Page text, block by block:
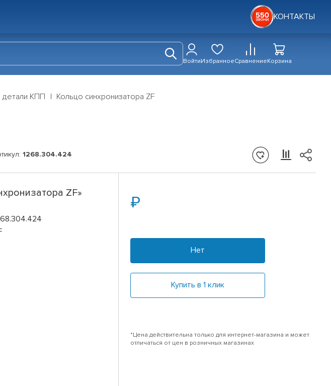
КОНТАКТЫ
ВойтиИзбранноеСравнениеКорзина
детали КПП Кольцо синхронизатора ZF
1268.304.424
ZF»
Нет
Купить в 1 клик
*Цена действительна только для интернет-магазина и может
отличаться от цен в розничных магазинах